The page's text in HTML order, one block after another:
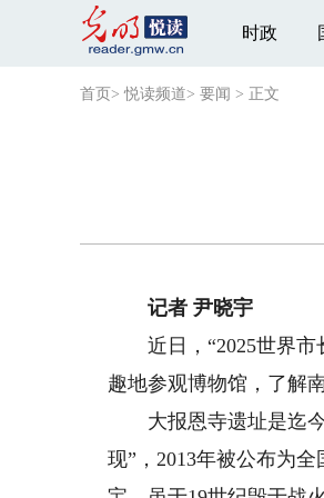
时政
首页 >悦读频道> 要闻 > 正文
记者 尹晓宇
近日，“2025世界市
趣地参观博物馆，了解
大报恩寺遗址是迄今
现”，2013年被公布为